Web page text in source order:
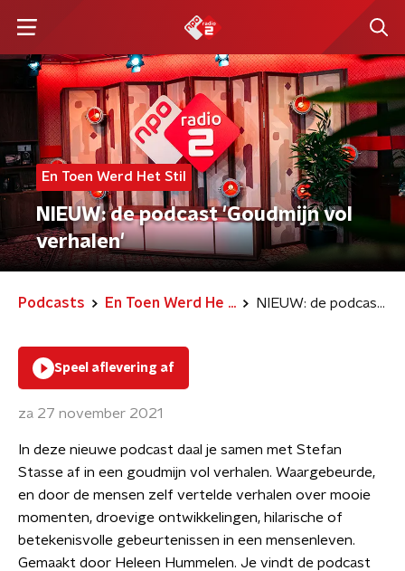
En Toen Werd Het Stil
NIEUW: de podcast 'Goudmijn vol
verhalen'
Podcasts En Toen Werd He ... NIEUW: de podcast 'Goudmijn vol verhalen'
Speel aflevering af
za 27 november 2021
In deze nieuwe podcast daal je samen met Stefan
Stasse af in een goudmijn vol verhalen. Waargebeurde,
en door de mensen zelf vertelde verhalen over mooie
momenten, droevige ontwikkelingen, hilarische of
betekenisvolle gebeurtenissen in een mensenleven.
Gemaakt door Heleen Hummelen. Je vindt de podcast